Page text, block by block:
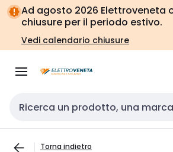
Vai alla
navigazione
Vai
alla
pagina
Ad agosto 2026 Elettroveneta
chiusure per il periodo estivo.
Vedi calendario chiusure
Cerca input
Torna indietro